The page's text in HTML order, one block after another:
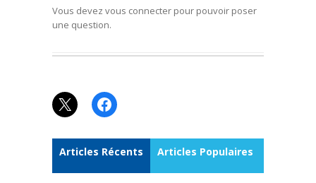
Vous devez vous connecter pour pouvoir poser
une question.
X Facebook
Articles Récents Articles Populaires